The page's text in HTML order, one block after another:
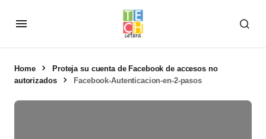
Home
Proteja su cuenta de Facebook de accesos no
autorizados
Facebook-Autenticacion-en-2-pasos